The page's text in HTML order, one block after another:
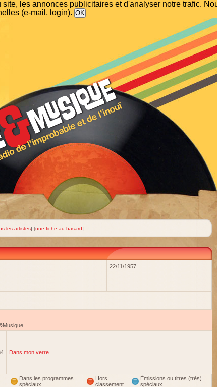
les annonces publicitaires et d'analyser notre trafic.
(e-mail, login).
les artistes] [une fiche au hasard]
22/11/1957
Dans mon verre
Dans les programmes
spéciaux
Hors
classement
Émissions ou titres (très)
spéciaux